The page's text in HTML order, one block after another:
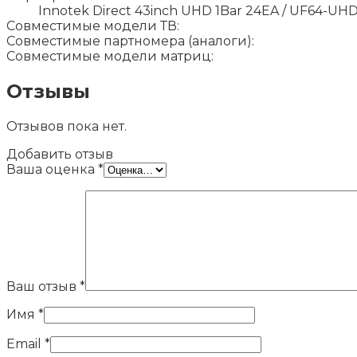
Innotek Direct 43inch UHD 1Bar 24EA / UF64-
Совместимые модели ТВ:
Совместимые партномера (аналоги):
Совместимые модели матриц:
Отзывы
Отзывов пока нет.
Добавить отзыв
Ваша оценка *
Ваш отзыв *
Имя *
Email *